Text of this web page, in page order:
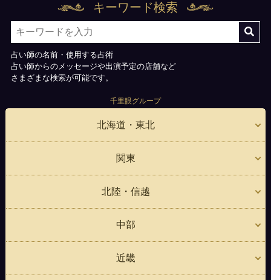
キーワード検索
占い師の名前・使用する占術
占い師からのメッセージや出演予定の店舗など
さまざまな検索が可能です。
千里眼グループ
北海道・東北
関東
北陸・信越
中部
近畿